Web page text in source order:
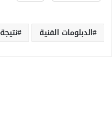
الدبلومات الفنية نتيجة